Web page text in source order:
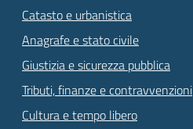
Catasto e urbanistica
Anagrafe e stato civile
Giustizia e sicurezza pubblica
Tributi, finanze e contravvenzioni
Cultura e tempo libero